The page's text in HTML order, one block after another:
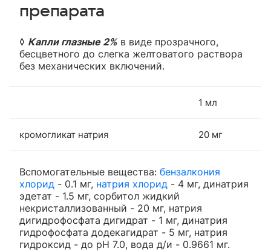
препарата
◊ Капли глазные 2% в виде прозрачного,
бесцветного до слегка желтоватого раствора
без механических включений.
1 мл
кромогликат натрия 20 мг
Вспомогательные вещества: бензалкония
хлорид - 0.1 мг, натрия хлорид - 4 мг, динатрия
эдетат - 1.5 мг, сорбитол жидкий
некристаллизованный - 20 мг, натрия
дигидрофосфата дигидрат - 1 мг, динатрия
гидрофосфата додекагидрат - 5 мг, натрия
гидроксид - до рН 7.0, вода д/и - 0.9661 мг.